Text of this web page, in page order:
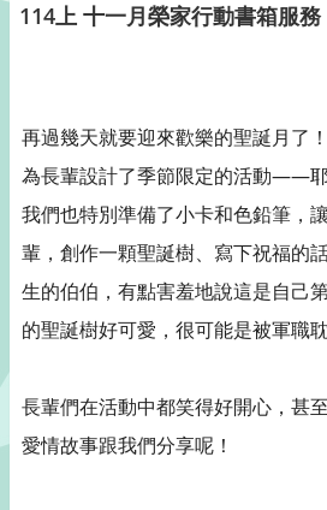
114上 十一月榮家行動書箱服務
再過幾天就要迎來歡樂的聖誕月了
為長輩設計了季節限定的活動——耶
我們也特別準備了小卡和色鉛筆，
輩，創作一顆聖誕樹、寫下祝福的
生的伯伯，有點害羞地說這是自己
的聖誕樹好可愛，很可能是被軍職
長輩們在活動中都笑得好開心，甚
愛情故事跟我們分享呢！